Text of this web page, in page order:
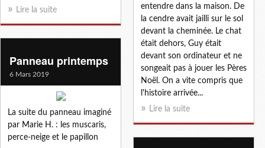
Lire la suite
entendre dans la maison. De
la cendre avait jailli sur le sol
devant la cheminée. Le chat
était dehors, Guy était
devant son ordinateur et ne
songeait pas à jouer les Pères
Noël. On a vite compris que
l'histoire arrivée...
Lire la suite
Panneau printemps
6 Mars 2019
La suite du panneau imaginé
par Marie H. : les muscaris,
perce-neige et le papillon